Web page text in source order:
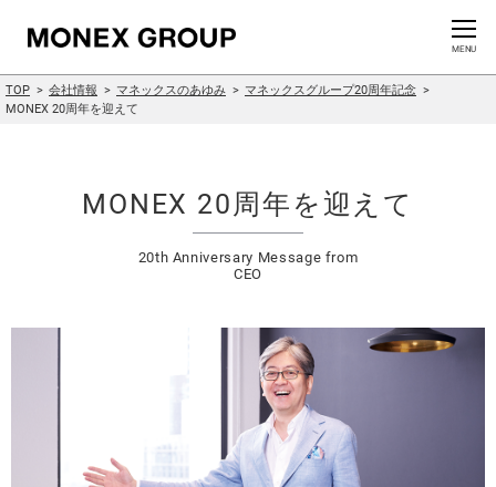
CLOSE
MENU
TOP 会社情報 マネックスのあゆみ
マネックスグループ20周年記念
MONEX 20周年を迎えて
MONEX 20周年を迎えて
20th Anniversary Message from
CEO
会社情報
お問い合わせ